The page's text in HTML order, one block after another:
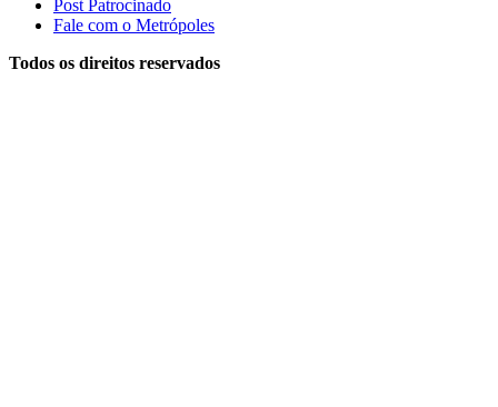
Post Patrocinado
Fale com o Metrópoles
Todos os direitos reservados